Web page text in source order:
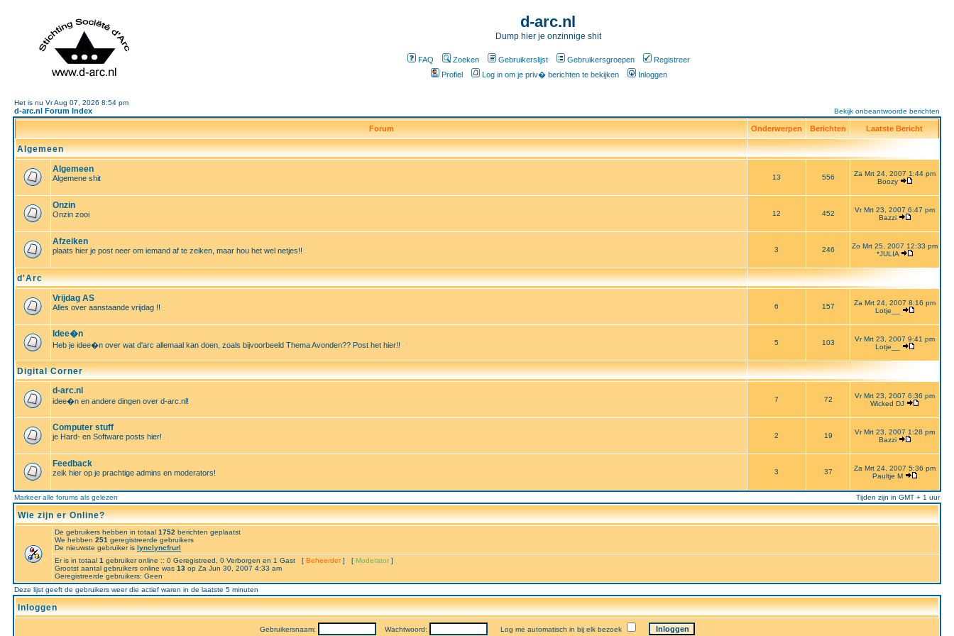
d-arc.nl
Dump hier je onzinnige shit
FAQ Zoeken Gebruikerslijst Gebruikersgroepen
Registreer
Profiel
Log in om je priv� berichten te bekijken Inloggen
Het is nu Vr Aug 07, 2026 8:54 pm
d-arc.nl Forum Index Bekijk onbeantwoorde berichten
Forum Onderwerpen Berichten Laatste Bericht
Algemeen
Algemeen
Algemene shit 13 556
Za Mrt 24, 2007 1:44 pm
Boozy
Onzin
Onzin zooi 12 452
Vr Mrt 23, 2007 6:47 pm
Bazzi
Afzeiken
plaats hier je post neer om iemand af te zeiken, maar hou het wel netjes!! 3 246
Zo Mrt 25, 2007 12:33 pm
*JULIA
d'Arc
Vrijdag AS
Alles over aanstaande vrijdag !! 6 157
Za Mrt 24, 2007 8:16 pm
Lotje__
Idee�n
Heb je idee�n over wat d'arc allemaal kan doen, zoals bijvoorbeeld Thema Avonden?? Post het hier!! 5 103
Vr Mrt 23, 2007 9:41 pm
Lotje__
Digital Corner
d-arc.nl
idee�n en andere dingen over d-arc.nl! 7 72
Vr Mrt 23, 2007 6:36 pm
Wicked DJ
Computer stuff
je Hard- en Software posts hier! 2 19
Vr Mrt 23, 2007 1:28 pm
Bazzi
Feedback
zeik hier op je prachtige admins en moderators! 3 37
Za Mrt 24, 2007 5:36 pm
Paultje M
Markeer alle forums als gelezen Tijden zijn in GMT + 1 uur
Wie zijn er Online?
De gebruikers hebben in totaal 1752 berichten geplaatst
We hebben 251 geregistreerde gebruikers
De nieuwste gebruiker is lynclyncfrurl
Er is in totaal 1 gebruiker online :: 0 Geregistreed, 0 Verborgen en 1 Gast [ Beheerder ] [ Moderator ]
Grootst aantal gebruikers online was 13 op Za Jun 30, 2007 4:33 am
Geregistreerde gebruikers: Geen
Deze lijst geeft de gebruikers weer die actief waren in de laatste 5 minuten
Inloggen
Gebruikersnaam: Wachtwoord: Log me automatisch in bij elk bezoek